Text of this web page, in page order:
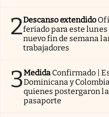
2Descanso extendido
feriado para este lunes
nuevo fin de semana
trabajadores
3Medida Confirmado |
Dominicana y
quienes postergaron
pasaporte